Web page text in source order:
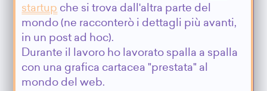
startup che si trova dall'altra parte del
mondo (ne racconterò i dettagli più avanti,
in un post ad hoc).
Durante il lavoro ho lavorato spalla a spalla
con una grafica cartacea "prestata" al
mondo del web.